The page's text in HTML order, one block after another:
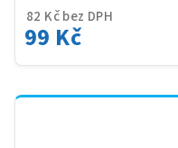
82 Kč bez DPH
99 Kč